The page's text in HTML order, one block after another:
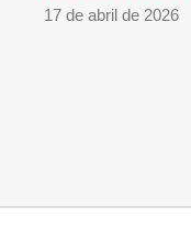
17 de abril de 2026